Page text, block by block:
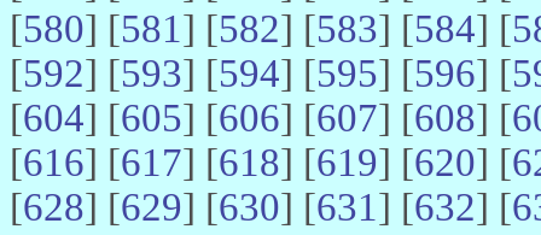
[580] [581] [582] [583] [584] [
[592] [593] [594] [595] [596] [
[604] [605] [606] [607] [608] [
[616] [617] [618] [619] [620] [
[628] [629] [630] [631] [632] [